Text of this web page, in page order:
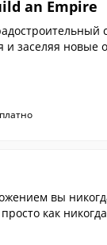
an Empire
и заселяя новые
вы
как